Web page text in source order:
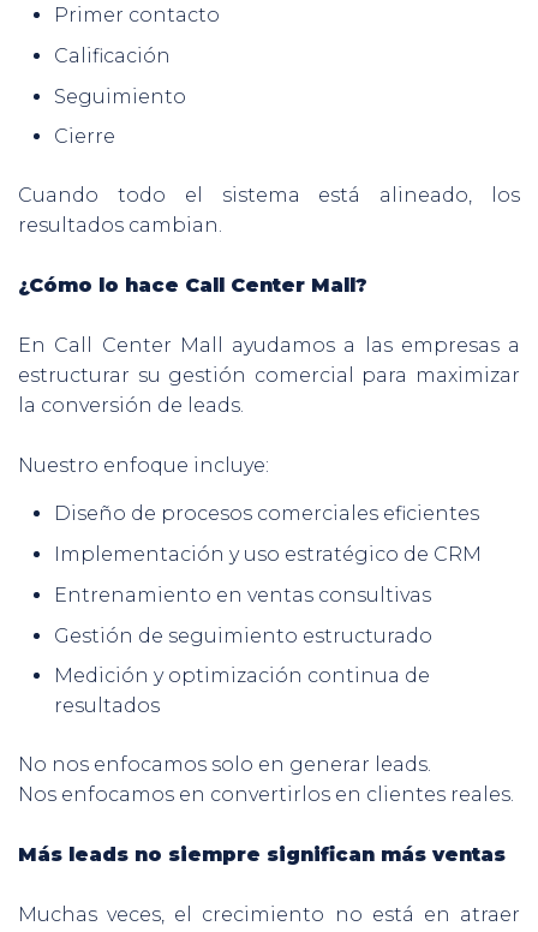
Primer contacto
Calificación
Seguimiento
Cierre
Cuando todo el sistema está alineado, los
resultados cambian.
¿Cómo lo hace Call Center Mall?
En Call Center Mall ayudamos a las empresas a
estructurar su gestión comercial para maximizar
la conversión de leads.
Nuestro enfoque incluye:
Diseño de procesos comerciales eficientes
Implementación y uso estratégico de CRM
Entrenamiento en ventas consultivas
Gestión de seguimiento estructurado
Medición y optimización continua de
resultados
No nos enfocamos solo en generar leads.
Nos enfocamos en convertirlos en clientes reales.
Más leads no siempre significan más ventas
Muchas veces, el crecimiento no está en atraer